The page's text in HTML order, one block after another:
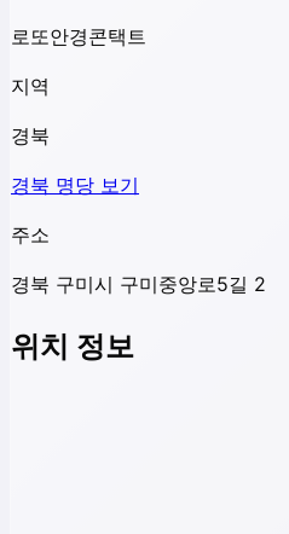
로또안경콘택트
지역
경북
경북 명당 보기
주소
경북 구미시 구미중앙로5길 2
위치 정보